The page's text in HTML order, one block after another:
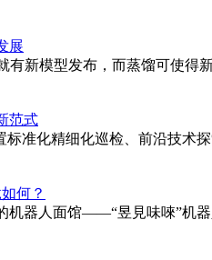
展
新模型发布，而蒸馏可使
范式
准化精细化巡检、前沿技
何？
机器人面馆——“昱見味唻”机